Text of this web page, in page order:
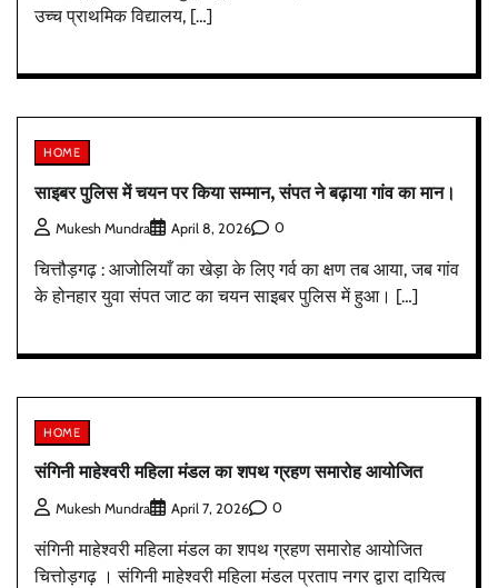
उच्च प्राथमिक विद्यालय, […]
HOME
साइबर पुलिस में चयन पर किया सम्मान, संपत ने बढ़ाया गांव का मान।
Mukesh Mundra April 8, 2026 0
चित्तौड़गढ़ : आजोलियाँ का खेड़ा के लिए गर्व का क्षण तब आया, जब गांव
के होनहार युवा संपत जाट का चयन साइबर पुलिस में हुआ। […]
HOME
संगिनी माहेश्वरी महिला मंडल का शपथ ग्रहण समारोह आयोजित
Mukesh Mundra April 7, 2026 0
संगिनी माहेश्वरी महिला मंडल का शपथ ग्रहण समारोह आयोजित
चित्तोड़गढ़ । संगिनी माहेश्वरी महिला मंडल प्रताप नगर द्वारा दायित्व